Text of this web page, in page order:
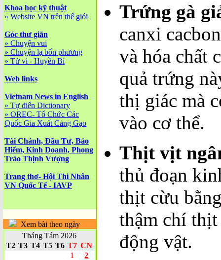
Khoa học kỹ thuật
» Website VN trên thế giói
Góc thư giãn
» Chuyện vui
» Chuyện lạ bốn phương
» Tử vi - Huyền Bí
Web links
Vietnam News in English
» Tự điển Dictionary
» OREC- Tố Chức Các
Quốc Gia Xuất Cảng Gạo
Tài Chánh, Đầu Tư, Bảo
Hiểm, Kinh Doanh, Phong
Trào Thịnh Vượng
Trang thơ- Hội Thi Nhân
VN Quốc Tế - IAVP
Xem bài theo ngày
Tháng Tám 2026
T2 T3 T4 T5 T6 T7 CN
1
2
Trứng gà
canxi
và hóa chất
quả trứng
thị giác mà
vào cơ thể.
Thịt vịt
thủ đoạn
thịt cừu
thậm chí
động vật.